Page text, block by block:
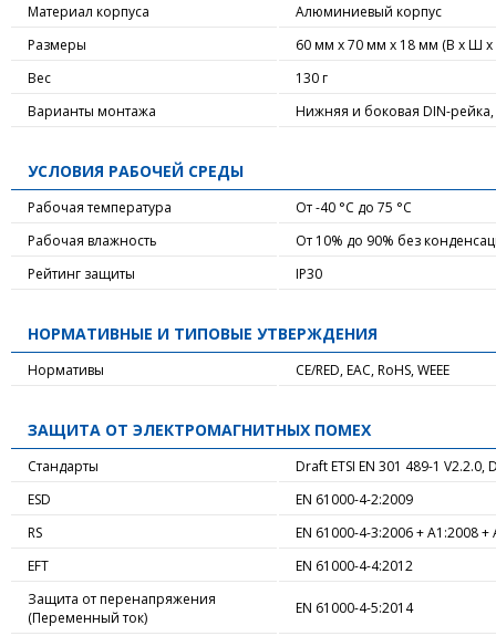
Материал корпуса
Алюминиевый корпус
Размеры
60 мм х 70 мм х 18 мм (В x Ш x
Вес
130 г
Варианты монтажа
Нижняя и боковая DIN-
УСЛОВИЯ РАБОЧЕЙ СРЕДЫ
Рабочая температура
От -40 °C до 75 °C
Рабочая влажность
От 10% до 90% без
Рейтинг защиты
IP30
НОРМАТИВНЫЕ И ТИПОВЫЕ УТВЕРЖДЕНИЯ
Нормативы CE/RED, EAC, RoHS, WEEE
ЗАЩИТА ОТ ЭЛЕКТРОМАГНИТНЫХ ПОМЕХ
Стандарты
Draft ETSI EN 301 489-1 V2.2.0,
ESD
EN 61000-4-2:2009
RS
EN 61000-4-3:2006 + A1:2008 +
EFT
EN 61000-4-4:2012
Защита от перенапряжения
(Переменный ток)
EN 61000-4-5:2014